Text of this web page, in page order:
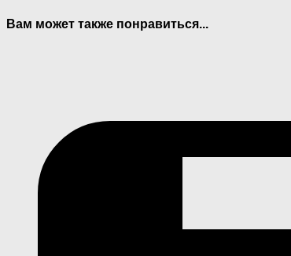
Вам может также понравиться...